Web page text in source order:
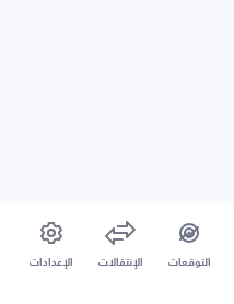
التوقعات الإنتقالات الإعدادات